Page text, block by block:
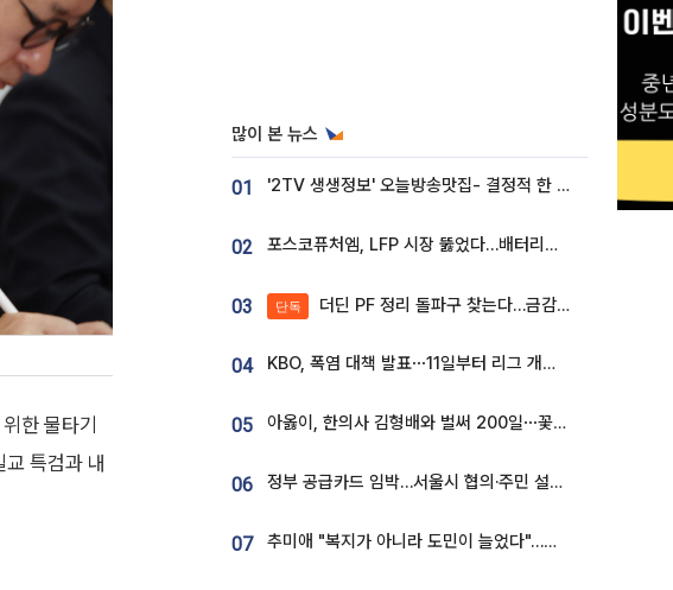
한 물타기
특검과 내
많이 본 뉴스
01 '2TV 생생정보' 오늘방송맛집- 결정적 한 수, 3종 메밀면! 메밀 소바 맛집 '의○○○○'
02 포스코퓨처엠, LFP 시장 뚫었다…배터리사와 대규모 장기 공급 합의
03 단독 더딘 PF 정리 돌파구 찾는다…금감원, 1년 반 만에 매각설명회 재개
04 KBO, 폭염 대책 발표⋯11일부터 리그 개시ㆍ경기 오후 7시 시작
05 아옳이, 한의사 김형배와 벌써 200일⋯꽃다발 들고 "프러포즈 아냐"
06 정부 공급카드 임박…서울시 협의·주민 설득이 성패 가른다 [부동산 해법 전쟁]
07 추미애 "복지가 아니라 도민이 늘었다"…재정난 책임론 정면돌파